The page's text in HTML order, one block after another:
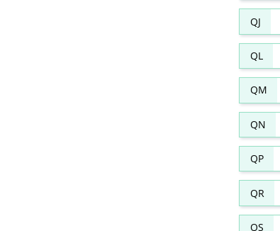
QJ
QL
QM
QN
QP
QR
QS